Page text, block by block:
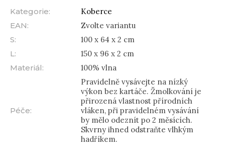
Kategorie:
Koberce
EAN:
Zvolte variantu
S:
100 x 64 x 2 cm
L:
150 x 96 x 2 cm
Materiál: 100% vlna
Péče:
Pravidelně vysávejte na nízký
výkon bez kartáče. Žmolkování je
přirozená vlastnost přírodních
vláken, při pravidelném vysávání
by mělo odeznít po 2 měsících.
Skvrny ihned odstraňte vlhkým
hadříkem.